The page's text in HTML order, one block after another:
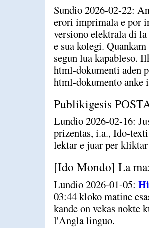
Sundio 2026-02-22:
erori imprimala e por
versiono elektrala di
e sua kolegi.
segun lua kapableso.
html-dokumenti aden
html-dokumento anke
Publikigesis
Lundio 2026-02-16:
prizentas, i.a., Ido-
lektar e juar per
[Ido Mondo] La
Lundio 2026-01-05:
03:44 kloko matine
kande on vekas nokte
l'Angla linguo.